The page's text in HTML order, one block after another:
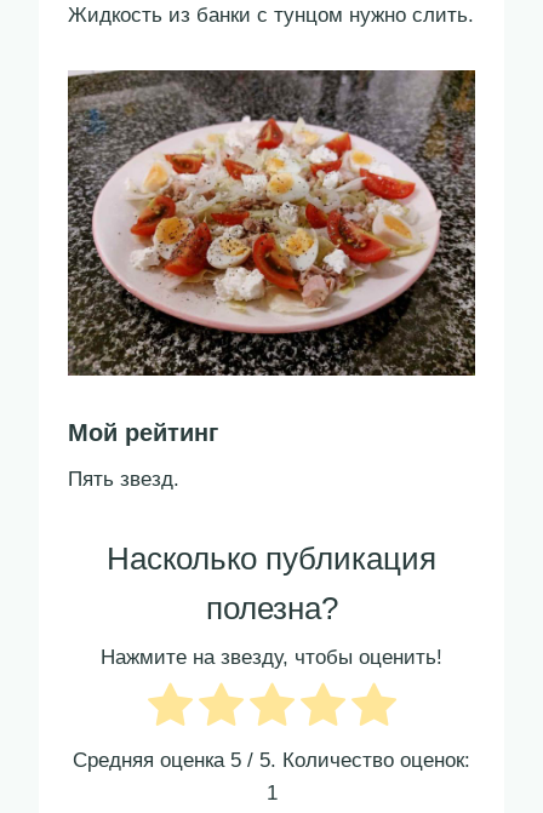
Жидкость из банки с тунцом нужно слить.
Мой рейтинг
Пять звезд.
Насколько публикация
полезна?
Нажмите на звезду, чтобы оценить!
Средняя оценка 5 / 5. Количество оценок:
1